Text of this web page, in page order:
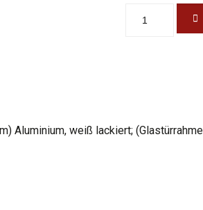
Aluminium, weiß lackiert;